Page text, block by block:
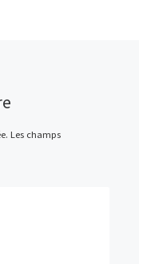
Les champs